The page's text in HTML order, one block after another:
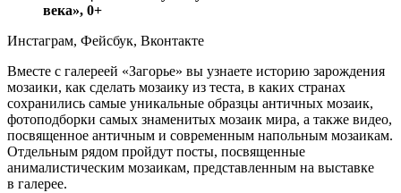
века», 0+
Инстаграм, Фейсбук, Вконтакте
Вместе с галереей «Загорье» вы узнаете историю зарождения
мозаики, как сделать мозаику из теста, в каких странах
сохранились самые уникальные образцы античных мозаик,
фотоподборки самых знаменитых мозаик мира, а также видео,
посвященное античным и современным напольным мозаикам.
Отдельным рядом пройдут посты, посвященные
анималистическим мозаикам, представленным на выставке
в галерее.